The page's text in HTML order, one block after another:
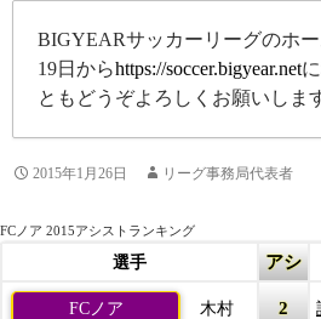
BIGYEARサッカーリーグのホー
19日からhttps://soccer.bigyear.net
ともどうぞよろしくお願いしま
2015年1月26日 リーグ事務局代表者
FCノア 2015アシストランキング
選手 アシ
FCノア 木村 2